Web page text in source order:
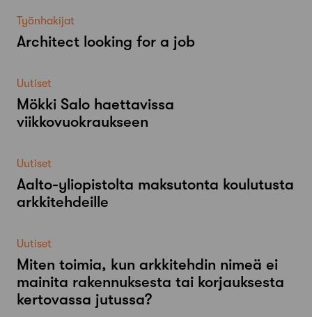
Työnhakijat
Architect looking for a job
Uutiset
Mökki Salo haettavissa
viikkovuokraukseen
Uutiset
Aalto-​yliopistolta maksutonta koulutusta
arkkitehdeille
Uutiset
Miten toimia, kun arkkitehdin nimeä ei
mainita rakennuksesta tai korjauksesta
kertovassa jutussa?